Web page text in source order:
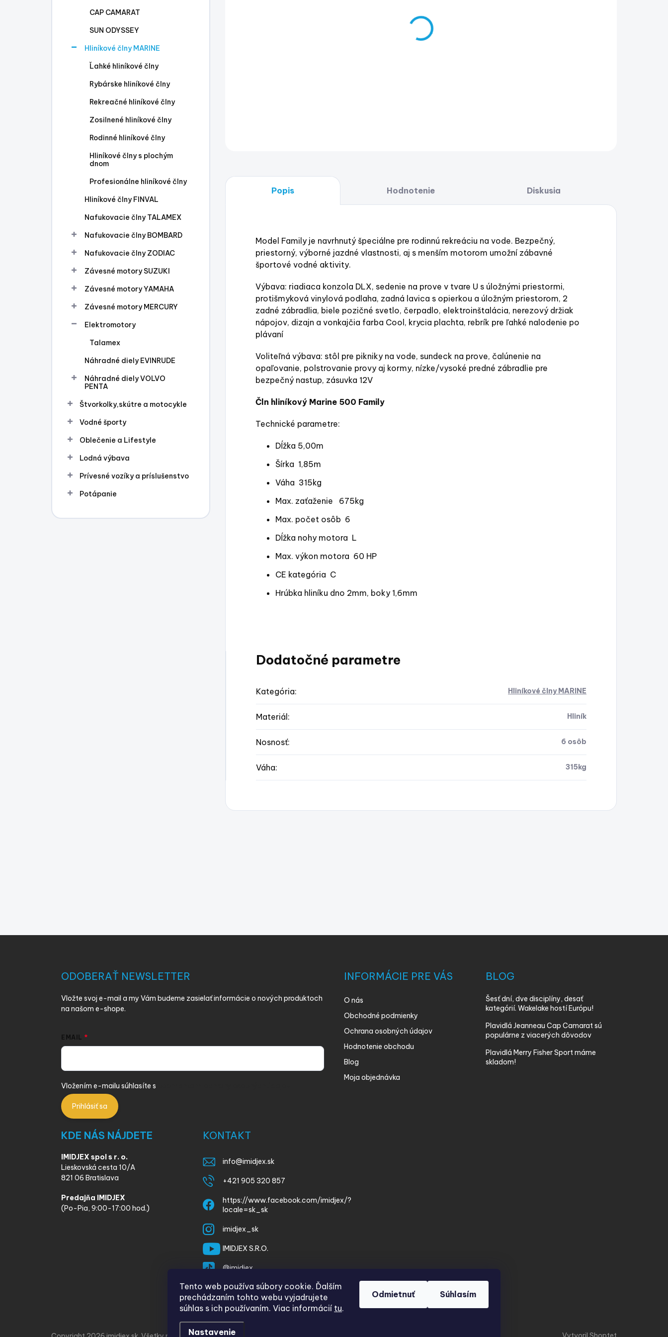
Tento web používa súbory cookie. Ďalším
prechádzaním tohto webu vyjadrujete
súhlas s ich používaním. Viac informácií tu.
Nastavenie
Odmietnuť Súhlasím
CAP CAMARAT
SUN ODYSSEY
Hliníkové člny MARINE
Ľahké hliníkové člny
Rybárske hliníkové člny
Rekreačné hliníkové člny
Zosilnené hliníkové člny
Rodinné hliníkové člny
Hliníkové člny s plochým
dnom
Profesionálne hliníkové člny
Hliníkové člny FINVAL
Nafukovacie člny TALAMEX
Nafukovacie člny BOMBARD
Nafukovacie člny ZODIAC
Závesné motory SUZUKI
Závesné motory YAMAHA
Závesné motory MERCURY
Elektromotory
Talamex
Náhradné diely EVINRUDE
Náhradné diely VOLVO
PENTA
Štvorkolky,skútre a motocykle
Vodné športy
Oblečenie a Lifestyle
Lodná výbava
Prívesné vozíky a príslušenstvo
Potápanie
Popis Hodnotenie Diskusia
Model Family je navrhnutý špeciálne pre rodinnú rekreáciu na vode. Bezpečný,
priestorný, výborné jazdné vlastnosti, aj s menším motorom umožní zábavné
športové vodné aktivity.
Výbava: riadiaca konzola DLX, sedenie na prove v tvare U s úložnými priestormi,
protišmyková vinylová podlaha, zadná lavica s opierkou a úložným priestorom, 2
zadné zábradlia, biele pozičné svetlo, čerpadlo, elektroinštalácia, nerezový držiak
nápojov, dizajn a vonkajčia farba Cool, krycia plachta, rebrík pre ľahké nalodenie po
plávaní
Voliteľná výbava: stôl pre pikniky na vode, sundeck na prove, čalúnenie na
opaľovanie, polstrovanie provy aj kormy, nízke/vysoké predné zábradlie pre
bezpečný nastup, zásuvka 12V
Čln hliníkový Marine 500 Family
Technické parametre:
Dĺžka 5,00m
Šírka 1,85m
Váha 315kg
Max. zaťaženie 675kg
Max. počet osôb 6
Dĺžka nohy motora L
Max. výkon motora 60 HP
CE kategória C
Hrúbka hliníku dno 2mm, boky 1,6mm
Dodatočné parametre
Kategória: Hliníkové člny MARINE
Materiál : Hliník
Nosnosť: 6 osôb
Váha: 315kg
ODOBERAŤ NEWSLETTER
Vložte svoj e-mail a my Vám budeme zasielať informácie o nových produktoch
na našom e-shope.
EMAIL
Vložením e-mailu súhlasíte s
Prihlásiť sa
INFORMÁCIE PRE VÁS
O nás
Obchodné podmienky
Ochrana osobných údajov
Hodnotenie obchodu
Blog
Moja objednávka
BLOG
Šesť dní, dve disciplíny, desať
kategórií. Wakelake hostí Európu!
Plavidlá Jeanneau Cap Camarat sú
populárne z viacerých dôvodov
Plavidlá Merry Fisher Sport máme
skladom!
KDE NÁS NÁJDETE
IMIDJEX spol s r. o.
Lieskovská cesta 10/A
821 06 Bratislava
Predajňa IMIDJEX
(Po-Pia, 9:00-17:00 hod.)
KONTAKT
info@imidjex.sk
+421 905 320 857
https://www.facebook.com/imidjex/?
locale=sk_sk
imidjex_sk
IMIDJEX S.R.O.
@imidjex